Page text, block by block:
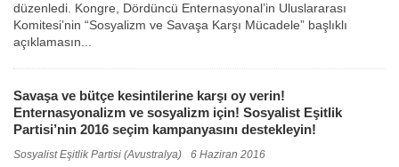
düzenledi. Kongre, Dördüncü Enternasyonal’in Uluslararası
Komitesi’nin “Sosyalizm ve Savaşa Karşı Mücadele” başlıklı
açıklamasın...
Savaşa ve bütçe kesintilerine karşı oy verin!
Enternasyonalizm ve sosyalizm için! Sosyalist Eşitlik
Partisi’nin 2016 seçim kampanyasını destekleyin!
Sosyalist Eşitlik Partisi (Avustralya) 6 Haziran 2016